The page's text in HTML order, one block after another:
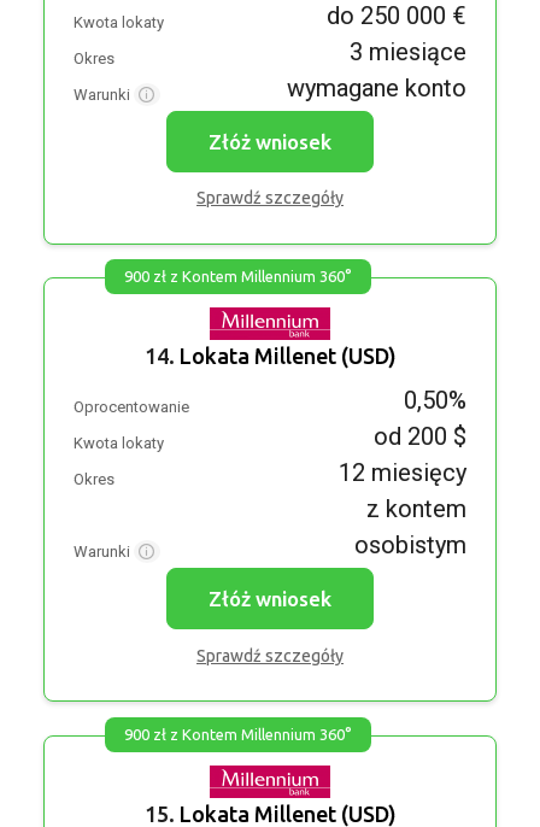
Kwota lokaty do 250 000 €
Okres 3 miesiące
Warunki wymagane konto
Złóż wniosek
Sprawdź szczegóły
900 zł z Kontem Millennium 360°
14. Lokata Millenet (USD)
Oprocentowanie 0,50%
Kwota lokaty od 200 $
Okres 12 miesięcy
Warunki
z kontem
osobistym
Złóż wniosek
Sprawdź szczegóły
900 zł z Kontem Millennium 360°
15. Lokata Millenet (USD)